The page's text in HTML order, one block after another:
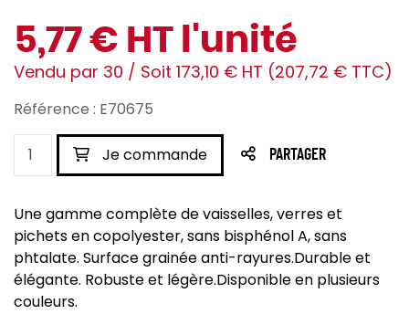
5,77 € HT l'unité
Vendu par 30 / Soit 173,10 € HT (207,72 € TTC)
Référence : E70675
Je commande PARTAGER
Une gamme complète de vaisselles, verres et
pichets en copolyester, sans bisphénol A, sans
phtalate. Surface grainée anti-rayures.Durable et
élégante. Robuste et légère.Disponible en plusieurs
couleurs.